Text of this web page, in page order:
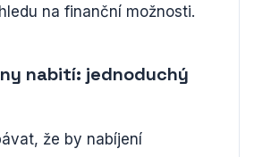
na finanční možnosti.
nabití: jednoduchý
že by nabíjení